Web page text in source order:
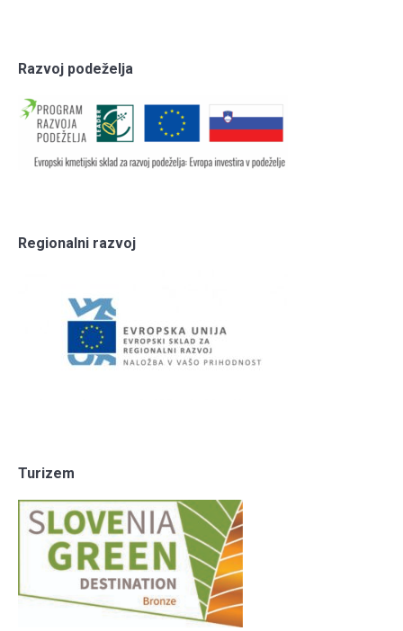
Razvoj podeželja
Regionalni razvoj
Turizem